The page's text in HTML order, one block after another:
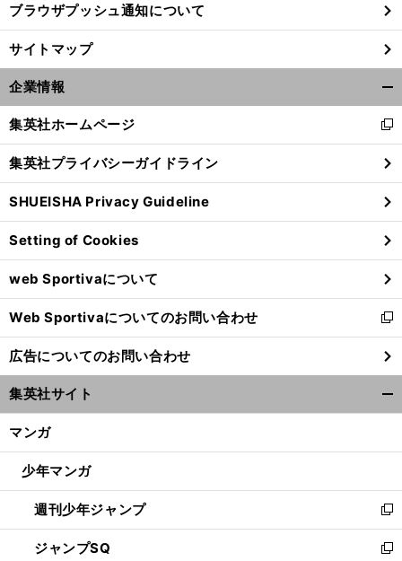
前
ブラウザプッシュ通知について
サイトマップ
企業情報
閉
る
集英社ホームページ
新
し
い
ウ
ィ
ン
ド
ウ
で
開
く
集英社プライバシーガイドライン
SHUEISHA Privacy Guideline
Setting of Cookies
web Sportivaについて
Web Sportivaについてのお問い合わせ
新
し
い
ウ
ィ
ン
ウ
開
く
広告についてのお問い合わせ
集英社サイト
マンガ
少年マンガ
週刊少年ジャンプ
新
し
い
ジャンプSQ
新